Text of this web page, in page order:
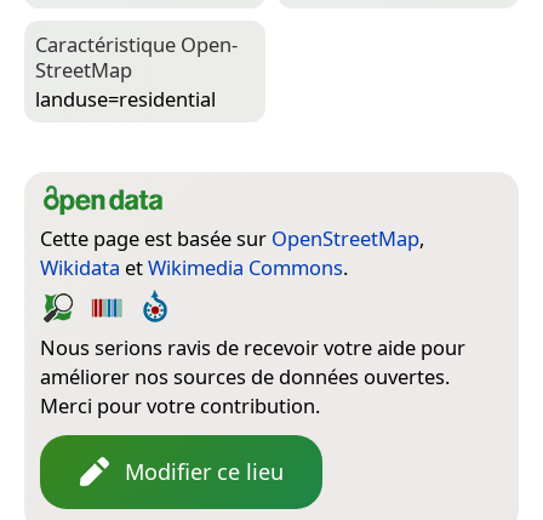
Caractéristique Open­
Street­Map
landuse=­residential
Cette page est basée sur OpenStreetMap,
Wikidata etWikimedia Commons.
Nous serions ravis de recevoir votre aide pour
améliorer nos sources de données ouvertes.
Merci pour votre contribution.
Modifier ce lieu